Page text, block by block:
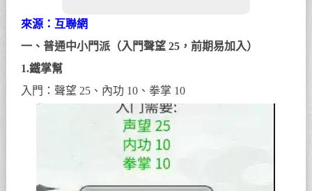
來源：互聯網
一、普通中小門派（入門聲望 25，前期易加入）
1.鐵掌幫
入門：聲望 25、內功 10、拳掌 10